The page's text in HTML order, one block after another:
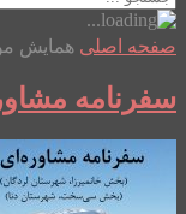
صفحه اصلی همایش
سفرنامه